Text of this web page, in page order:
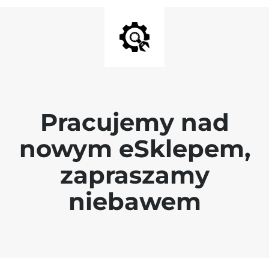
Pracujemy nad
nowym eSklepem,
zapraszamy
niebawem